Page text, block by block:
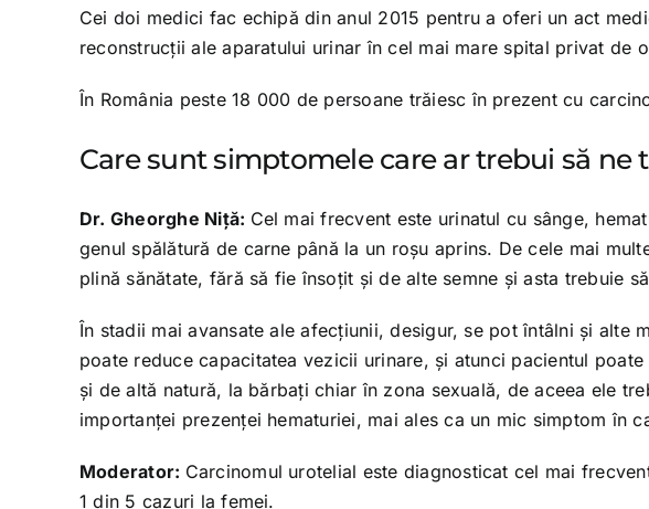
Cei doi medici fac echipă din anul 2015 pentru a oferi un act
reconstrucţii ale aparatului urinar în cel mai mare spital privat de
În România peste 18 000 de persoane trăiesc în prezent cu
Care sunt simptomele care ar trebui să ne
Dr. Gheorghe Niţă: Cel mai frecvent este urinatul cu sânge,
genul spălătură de carne până la un roşu aprins. De cele mai
plină sănătate, fără să fie însoţit şi de alte semne şi asta trebuie
În stadii mai avansate ale afecţiunii, desigur, se pot întâlni şi alte
poate reduce capacitatea vezicii urinare, şi atunci pacientul
şi de altă natură, la bărbaţi chiar în zona sexuală, de aceea ele
importanţei prezenţei hematuriei, mai ales ca un mic simptom în
Moderator: Carcinomul urotelial este diagnosticat cel mai
1 din 5 cazuri la femei.